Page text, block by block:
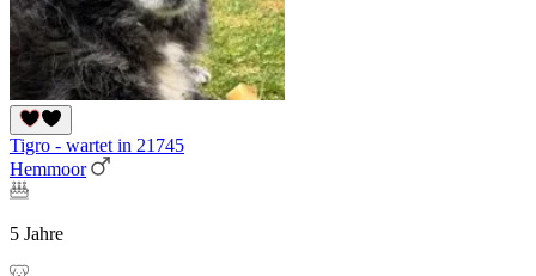
Tigro - wartet in 21745
Hemmoor
5 Jahre